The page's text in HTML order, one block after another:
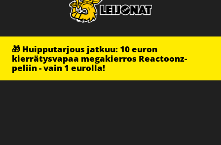
🎁 Huipputarjous jatkuu: 10 euron
kierrätysvapaa megakierros Reactoonz-
peliin - vain 1 eurolla!